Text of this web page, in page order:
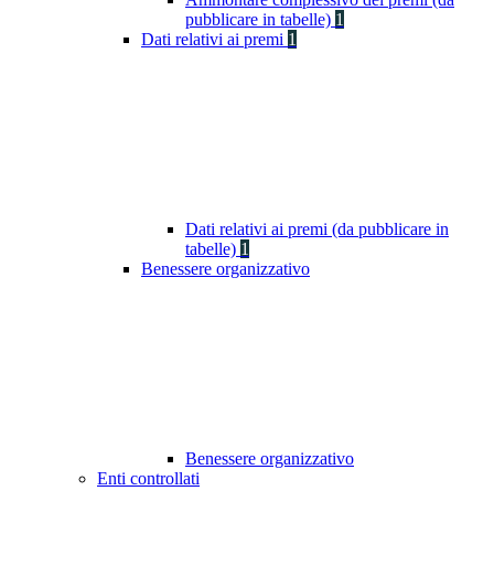
pubblicare in tabelle) 1
Dati relativi ai premi 1
Dati relativi ai premi (da pubblicare in
tabelle) 1
Benessere organizzativo
Benessere organizzativo
Enti controllati